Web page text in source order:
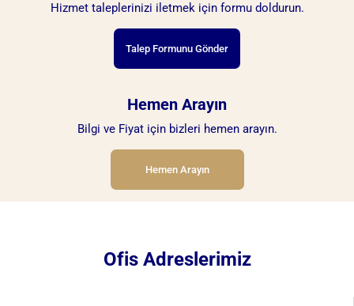
Hizmet taleplerinizi iletmek için formu doldurun.
Talep Formunu Gönder
Hemen Arayın
Bilgi ve Fiyat için bizleri hemen arayın.
Hemen Arayın
Ofis Adreslerimiz